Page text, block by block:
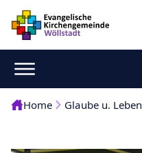
Home Glaube u. Leben